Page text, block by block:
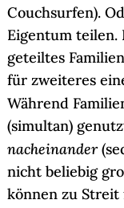
Couchsurfen).
Eigentum teilen.
geteiltes
für zweiteres
Während
(simultan)
nacheinander
nicht beliebig
können zu Streit